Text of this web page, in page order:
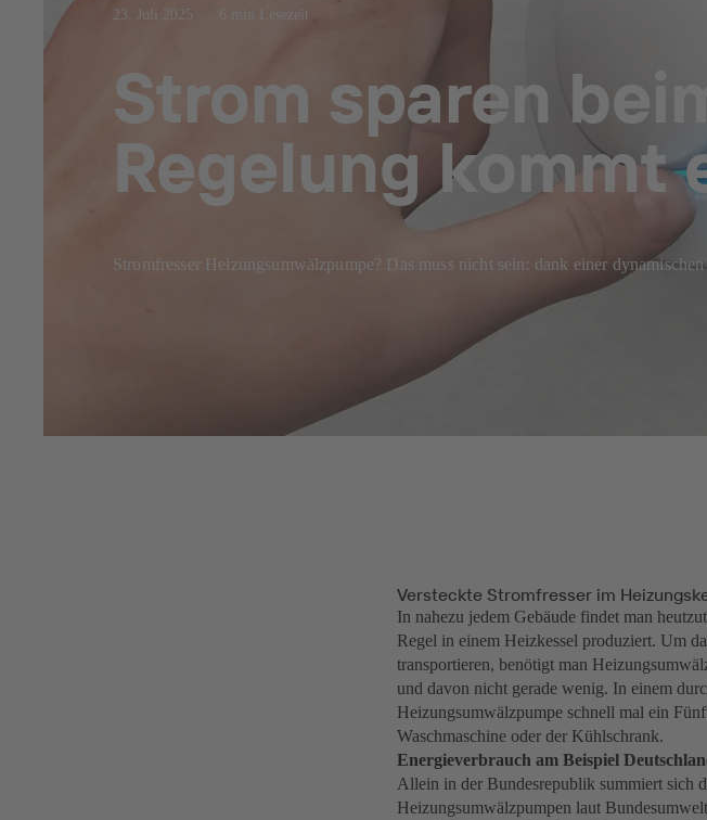
23. Juli 2025 6 min Lesezeit
Strom sparen
Regelung kommt
Stromfresser Heizungsumwälzpumpe? Das muss nicht sein: dank einer
Versteckte Stromfresser im
In nahezu jedem Gebäude findet man
Regel in einem Heizkessel produziert. Um
transportieren, benötigt man
und davon nicht gerade wenig. In einem
Heizungsumwälzpumpe schnell mal ein
Waschmaschine oder der Kühlschrank.
Energieverbrauch am Beispiel
Allein in der Bundesrepublik summiert sich
Heizungsumwälzpumpen laut